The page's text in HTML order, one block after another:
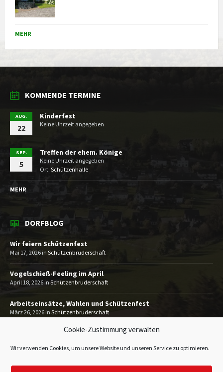
Cookie-Zustimmung verwalten
Wir verwenden Cookies, um unsere Website und unseren Service zu optimieren.
MEHR
KOMMENDE TERMINE
AUG.
22
Kinderfest
Keine Uhrzeit angegeben
SEP.
5
Treffen der ehem. Könige
Keine Uhrzeit angegeben
Ort: Schützenhalle
MEHR
DORFBLOG
Wir feiern Schützenfest
Mai 17, 2026 in Schützenbruderschaft
Vogelschieß-Feeling im April
April 18, 2026in Schützenbruderschaft
Arbeitseinsätze, Wahlen und Schützenfest
März 26, 2026 in Schützenbruderschaft